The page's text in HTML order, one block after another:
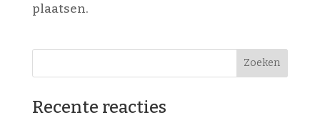
plaatsen.
Recente reacties